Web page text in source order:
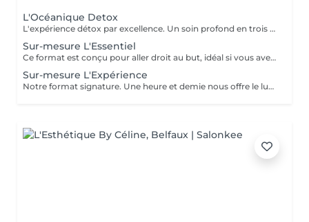
L'Océanique Detox
L'expérience détox par excellence. Un soin profond en trois temps : brossage à sec stimulant, enveloppement reminéralisant à la boue marine et pressothérapie drainante. Pendant que vos jambes s'allègent, profitez d'un massage manuel du haut du corps pour une relaxation complète. *Politique d'annulation* Afin de garantir le meilleur service possible, nous vous prions de bien vouloir respecter nos conditions d'annulation et de modification. Annulation gratuite : Toute réservation peut être annulée ou modifiée sans frais jusqu'à 24 heures avant l'heure prévue du rendez-vous. Annulation tardive et non-présentation : Toute annulation effectuée à moins de 24 heures de la réservation, ou en cas de non-présentation, entraînera la facturation à 100 % du montant total de la prestation. Le respect de ce délai de 24 heures permet de libérer le créneau pour d'autres clients. Nous vous remercions pour votre compréhension et votre coopération.
Sur-mesure L'Essentiel
Ce format est conçu pour aller droit au but, idéal si vous avez un objectif précis ou peu de temps devant vous. Lors de votre consultation en début de séance, nous sélectionnerons et combinerons ensemble les techniques suivantes pour atteindre vos objectifs (deux options au choix). Gommage Corporel : Une exfoliation douce mais efficace pour faire peau neuve et préparer les tissus à recevoir les actifs. Madérothérapie : Massage vigoureux et sculptant réalisé avec des instruments en bois. Idéal pour casser les capitons, lisser la cellulite et tonifier la silhouette. Pressothérapie : Drainage mécanique par compression d'air. La solution parfaite pour soulager les jambes lourdes et relancer la circulation lymphatique. Masque Remodelant : Un enveloppement technique aux alginates qui agit en profondeur pour raffermir et détoxifier les tissus. Massage & Hydratation : Application d'huiles ou de crèmes riches par des manuvres manuelles (pression adaptée à votre goût) pour nourrir et sublimer la peau. *Politique d'annulation* Afin de garantir le meilleur service possible, nous vous prions de bien vouloir respecter nos conditions d'annulation et de modification. Annulation gratuite : Toute réservation peut être annulée ou modifiée sans frais jusqu'à 24 heures avant l'heure prévue du rendez-vous. Annulation tardive et non-présentation : Toute annulation effectuée à moins de 24 heures de la réservation, ou en cas de non-présentation, entraînera la facturation à 100 % du montant total de la prestation. Le respect de ce délai de 24 heures permet de libérer le créneau pour d'autres clients. Nous vous remercions pour votre compréhension et votre coopération.
Sur-mesure L'Expérience
Notre format signature. Une heure et demie nous offre le luxe de combiner plusieurs techniques pour décupler les résultats sans jamais presser le pas. C'est le temps parfait pour créer un protocole qui traite à la fois l'aspect esthétique et la détente musculaire. Lors de votre consultation en début de séance, nous sélectionnerons et combinerons ensemble les techniques suivantes pour atteindre vos objectifs (deux/trois options au choix). Gommage Corporel : Une exfoliation douce mais efficace pour faire peau neuve et préparer les tissus à recevoir les actifs. Madérothérapie : Massage vigoureux et sculptant réalisé avec des instruments en bois. Idéal pour casser les capitons, lisser la cellulite et tonifier la silhouette. Pressothérapie : Drainage mécanique par compression d'air. La solution parfaite pour soulager les jambes lourdes et relancer la circulation lymphatique. Masque Remodelant : Un enveloppement technique aux alginates qui agit en profondeur pour raffermir et détoxifier les tissus. Massage & Hydratation : Application d'huiles ou de crèmes riches par des manuvres manuelles (pression adaptée à votre goût) pour nourrir et sublimer la peau. *Politique d'annulation* Afin de garantir le meilleur service possible, nous vous prions de bien vouloir respecter nos conditions d'annulation et de modification. Annulation gratuite : Toute réservation peut être annulée ou modifiée sans frais jusqu'à 24 heures avant l'heure prévue du rendez-vous. Annulation tardive et non-présentation : Toute annulation effectuée à moins de 24 heures de la réservation, ou en cas de non-présentation, entraînera la facturation à 100 % du montant total de la prestation. Le respect de ce délai de 24 heures permet de libérer le créneau pour d'autres clients. Nous vous remercions pour votre compréhension et votre coopération.